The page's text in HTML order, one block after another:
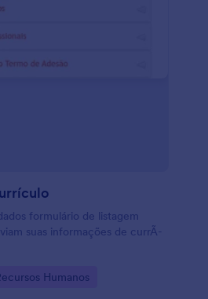
formulário de listagem
suas informações de currÃ­
Humanos